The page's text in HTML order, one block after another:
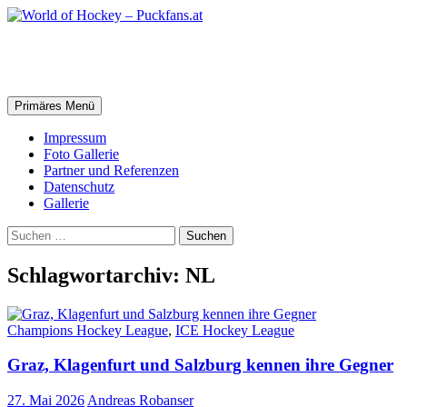
Zum
Suchen
Primäres Menü
Impressum
Foto Gallerie
Partner und Referenzen
Datenschutz
Gallerie
Suchen
nach:
Schlagwortarchiv: NL
Champions Hockey League, ICE Hockey League
Graz, Klagenfurt und Salzburg kennen ihre Gegner
27. Mai 2026 Andreas Robanser